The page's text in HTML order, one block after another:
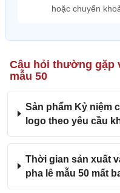
hoặc chuyển
Câu hỏi thường gặp
mẫu 50
Sản phẩm Kỷ niệm
logo theo yêu cầu
Thời gian sản xuất
pha lê mẫu 50 mất